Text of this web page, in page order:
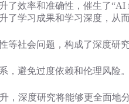
效率和准确性，催生了“AI
学习成果和学习深度，从
社会问题，构成了深度研
，避免过度依赖和伦理风险。
深度研究将能够更全面地